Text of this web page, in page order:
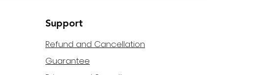
Support
Refund and Cancellation
Guarantee